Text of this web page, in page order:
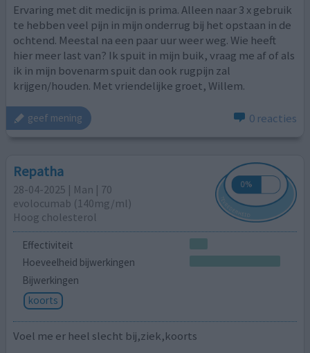
Ervaring met dit medicijn is prima. Alleen naar 3 x gebruik
te hebben veel pijn in mijn onderrug bij het opstaan in de
ochtend. Meestal na een paar uur weer weg. Wie heeft
hier meer last van? Ik spuit in mijn buik, vraag me af of als
ik in mijn bovenarm spuit dan ook rugpijn zal
krijgen/houden. Met vriendelijke groet, Willem.
geef mening 0 reacties
Repatha
28-04-2025 | Man | 70
evolocumab (140mg/ml)
Hoog cholesterol
Effectiviteit
Hoeveelheid bijwerkingen
Bijwerkingen
koorts
Voel me er heel slecht bij,ziek,koorts